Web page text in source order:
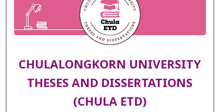
CHULALONGKORN UNIVERSITY
THESES AND DISSERTATIONS
(CHULA ETD)